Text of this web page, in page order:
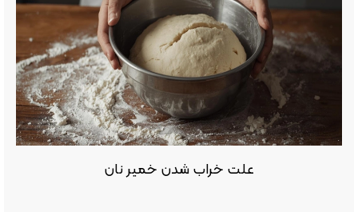
علت خراب شدن خمیر نان